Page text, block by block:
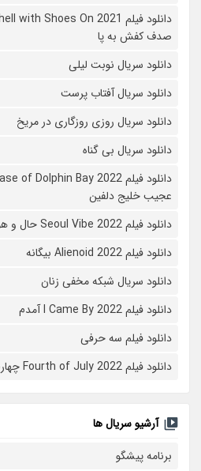
صدف کفش به پا
دانلود سریال نوبت لیلی
دانلود سریال آفتاب پرست
دانلود سریال روزی روزگاری در مریخ
دانلود سریال بی گناه
عجیب خلیج دلفین
دانلود فیلم Seoul Vibe 2022 حال و هوای سئول
دانلود فیلم Alienoid 2022 بیگانه
دانلود سریال شبکه مخفی زنان
دانلود فیلم I Came By 2022 آمدم
دانلود فیلم سه حرفی
دانلود فیلم Fourth of July 2022 چهارم جولای
آرشیو سریال ها
برنامه پیشگو